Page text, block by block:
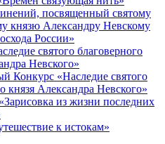
посвященный святому
князю Александру Невскому
России»
святого благоверного
Невского»
Конкурс «Наследие святого
князя Александра Невского»
из жизни последних
к истокам»